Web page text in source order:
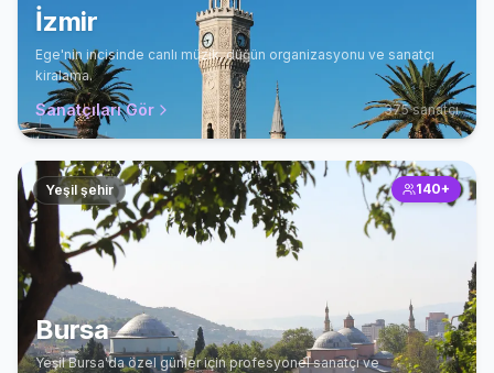
İzmir
Ege'nin incisinde canlı müzik, düğün organizasyonu ve sanatçı
kiralama.
Sanatçıları Gör 375sanatçı
Yeşil şehir 140+
Bursa
Yeşil Bursa'da özel günler için profesyonel sanatçı ve